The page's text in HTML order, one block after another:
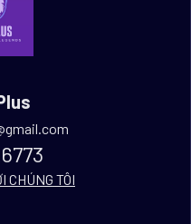
CHÚNG TÔI